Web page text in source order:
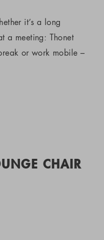
it’s a long
a meeting: Thonet
or work mobile –
CHAIR